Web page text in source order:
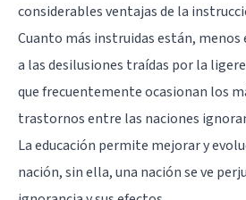
considerables ventajas de la
Cuanto más instruidas están, menos
a las desilusiones traídas por la
que frecuentemente ocasionan los
trastornos entre las naciones
La educación permite mejorar y
nación, sin ella, una nación se ve